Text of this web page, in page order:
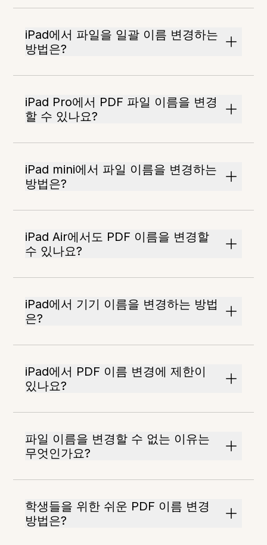
iPad에서 파일을 일괄 이름 변경하는
방법은?
iPad Pro에서 PDF 파일 이름을 변경
할 수 있나요?
iPad mini에서 파일 이름을 변경하는
방법은?
iPad Air에서도 PDF 이름을 변경할
수 있나요?
iPad에서 기기 이름을 변경하는 방법
은?
iPad에서 PDF 이름 변경에 제한이
있나요?
파일 이름을 변경할 수 없는 이유는
무엇인가요?
학생들을 위한 쉬운 PDF 이름 변경
방법은?